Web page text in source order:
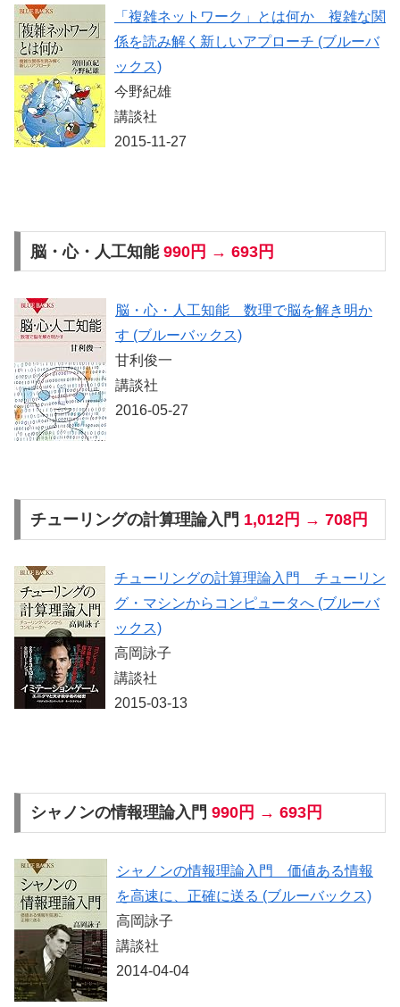
「複雑ネットワーク」とは何か 複雑な関
係を読み解く新しいアプローチ (ブルーバ
ックス)
今野紀雄
講談社
2015-11-27
脳・心・人工知能 990円 → 693円
脳・心・人工知能 数理で脳を解き明か
す (ブルーバックス)
甘利俊一
講談社
2016-05-27
チューリングの計算理論入門 1,012円 → 708円
チューリングの計算理論入門 チューリン
グ・マシンからコンピュータへ (ブルーバ
ックス)
高岡詠子
講談社
2015-03-13
シャノンの情報理論入門 990円 → 693円
シャノンの情報理論入門 価値ある情報
を高速に、正確に送る (ブルーバックス)
高岡詠子
講談社
2014-04-04